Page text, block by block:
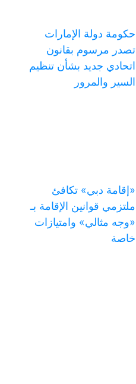
حكومة دولة الإمارات
تصدر مرسوم بقانون
اتحادي جديد بشأن تنظيم
السير والمرور
«إقامة دبي» تكافئ
ملتزمي قوانين الإقامة بـ
«وجه مثالي» وامتيازات
خاصة